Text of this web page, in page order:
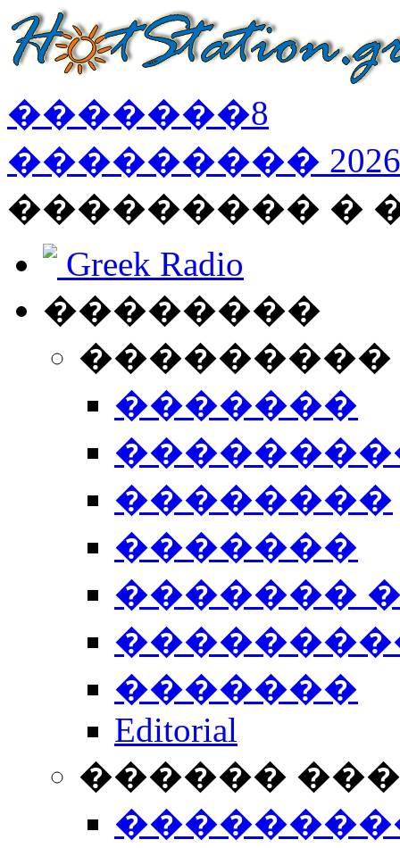
�������8
��������� 2026
��������� �
Greek Radio
��������
�������
��������
�������
�������
�������
Editorial
������